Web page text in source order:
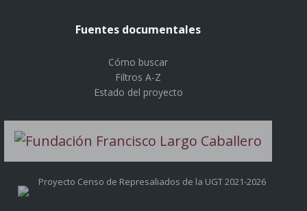
Fuentes documentales
Cómo buscar
Filtros A-Z
Estado del proyecto
Proyecto Censo de Represaliados de la UGT 2021-2026